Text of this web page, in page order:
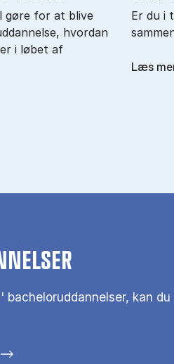
gøre for at blive
hvordan
i løbet af
Er du i
Læs
bacheloruddannelser, kan du